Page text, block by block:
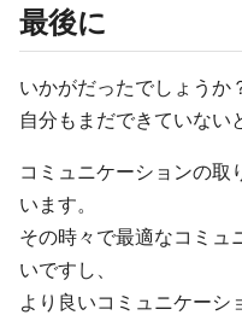
最後に
いかがだったでしょうか
自分もまだできていない
コミュニケーションの取
います。
その時々で最適なコミュ
いですし、
より良いコミュニケーシ